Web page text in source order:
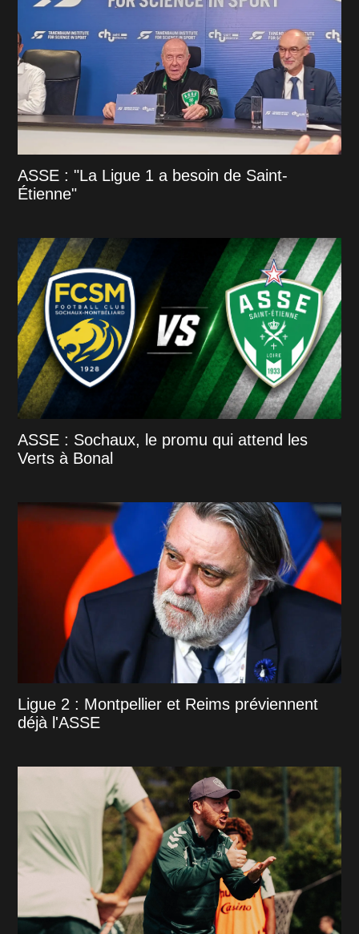
ASSE : "La Ligue 1 a besoin de Saint-
Étienne"
ASSE : Sochaux, le promu qui attend les
Verts à Bonal
Ligue 2 : Montpellier et Reims préviennent
déjà l'ASSE